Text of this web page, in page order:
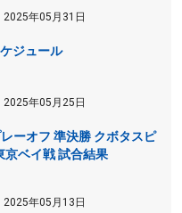
2025年05月31日
ジュール
2025年05月25日
ーオフ 準決勝 クボタスピ
京ベイ戦 試合結果
2025年05月13日